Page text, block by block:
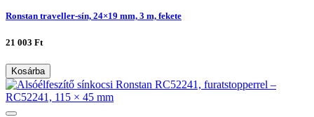
Ronstan traveller-sín, 24×19 mm, 3 m, fekete
21 003 Ft
Kosárba